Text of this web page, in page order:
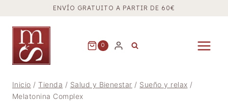
contenido
ENVÍO GRATUITO A PARTIR DE 60€
0
Inicio / Tienda / Salud y Bienestar / Sueño y relax /
Melatonina Complex